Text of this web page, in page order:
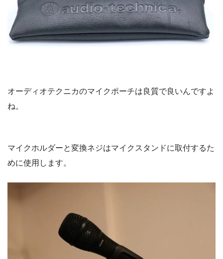
オーディオテクニカのマイクポーチは良質で良いんですよ
ね。
マイクホルダーと変換ネジはマイクスタンドに取付するた
めに使用します。